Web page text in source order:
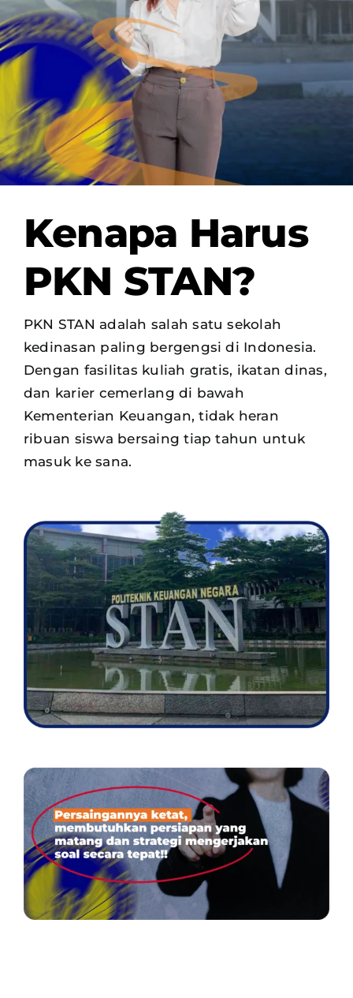
OUR PROGRAM
REGISTRATION
Kenapa Harus
PKN STAN?
PKN STAN adalah salah satu sekolah
kedinasan paling bergengsi di Indonesia.
Dengan fasilitas kuliah gratis, ikatan dinas,
dan karier cemerlang di bawah
Kementerian Keuangan, tidak heran
ribuan siswa bersaing tiap tahun untuk
masuk ke sana.